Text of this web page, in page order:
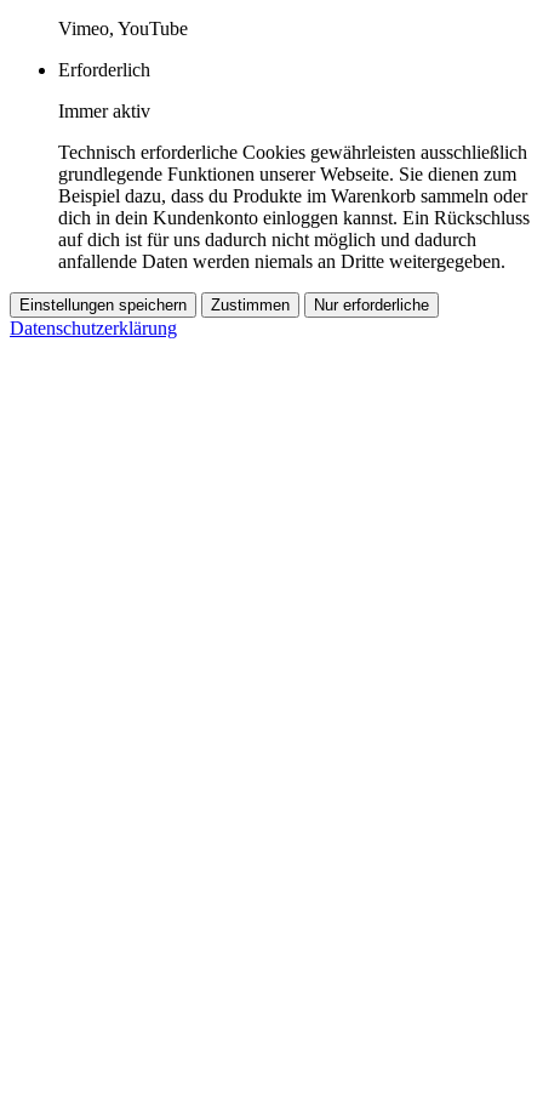
Vimeo, YouTube
Erforderlich
Immer aktiv
Technisch erforderliche Cookies gewährleisten ausschließlich
grundlegende Funktionen unserer Webseite. Sie dienen zum
Beispiel dazu, dass du Produkte im Warenkorb sammeln oder
dich in dein Kundenkonto einloggen kannst. Ein Rückschluss
auf dich ist für uns dadurch nicht möglich und dadurch
anfallende Daten werden niemals an Dritte weitergegeben.
Einstellungen speichern Zustimmen Nur erforderliche
Datenschutzerklärung